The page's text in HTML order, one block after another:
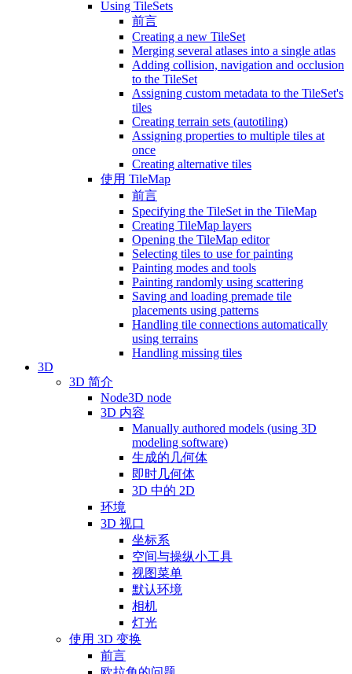
Using TileSets
前言
Creating a new TileSet
Merging several atlases into a single atlas
Adding collision, navigation and occlusion
to the TileSet
Assigning custom metadata to the TileSet's
tiles
Creating terrain sets (autotiling)
Assigning properties to multiple tiles at
once
Creating alternative tiles
使用 TileMap
前言
Specifying the TileSet in the TileMap
Creating TileMap layers
Opening the TileMap editor
Selecting tiles to use for painting
Painting modes and tools
Painting randomly using scattering
Saving and loading premade tile
placements using patterns
Handling tile connections automatically
using terrains
Handling missing tiles
3D
3D 简介
Node3D node
3D 内容
Manually authored models (using 3D
modeling software)
生成的几何体
即时几何体
3D 中的 2D
环境
3D 视口
坐标系
空间与操纵小工具
视图菜单
默认环境
相机
灯光
使用 3D 变换
前言